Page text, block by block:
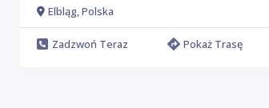
Elbląg, Polska
Zadzwoń Teraz Pokaż Trasę